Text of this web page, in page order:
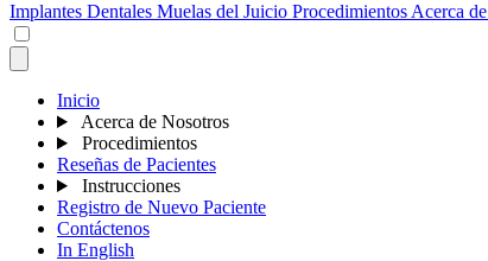
Implantes Dentales Muelas del Juicio Procedimientos Acerca
Inicio
Acerca de Nosotros
Procedimientos
Reseñas de Pacientes
Instrucciones
Registro de Nuevo Paciente
Contáctenos
In English